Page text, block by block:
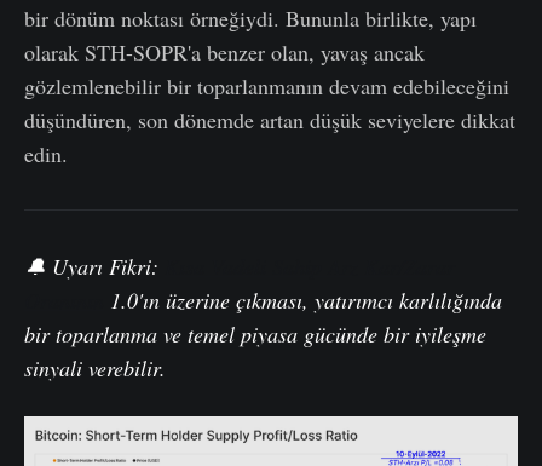
bir dönüm noktası örneğiydi. Bununla birlikte, yapı
olarak STH-SOPR'a benzer olan, yavaş ancak
gözlemlenebilir bir toparlanmanın devam edebileceğini
düşündüren, son dönemde artan düşük seviyelere dikkat
edin.
🔔 Uyarı Fikri:
1.0'ın üzerine çıkması, yatırımcı karlılığında
bir toparlanma ve temel piyasa gücünde bir iyileşme
sinyali verebilir.